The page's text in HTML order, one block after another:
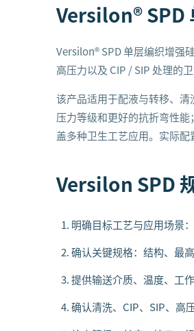
Versilon® SPD
Versilon® SPD 单层编织增强
高压力以及 CIP / SIP 处理的
该产品适用于配液与转移、
压力等级和更好的抗折弯性
盖多种卫生工艺应用。实际配
Versilon SPD
明确目标工艺与应用场景
确认关键规格：结构、最
提供输送介质、温度、工
确认清洗、CIP、SIP、高